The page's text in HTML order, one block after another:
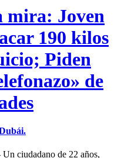
mira: Joven
190 kilos
Piden
de
ciudadano de 22 años,